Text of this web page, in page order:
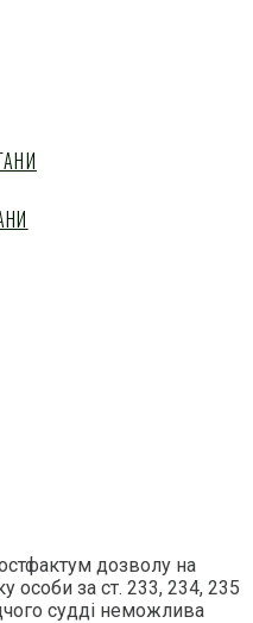
дозволу на
особи за ст. 233, 234, 235
судді неможлива